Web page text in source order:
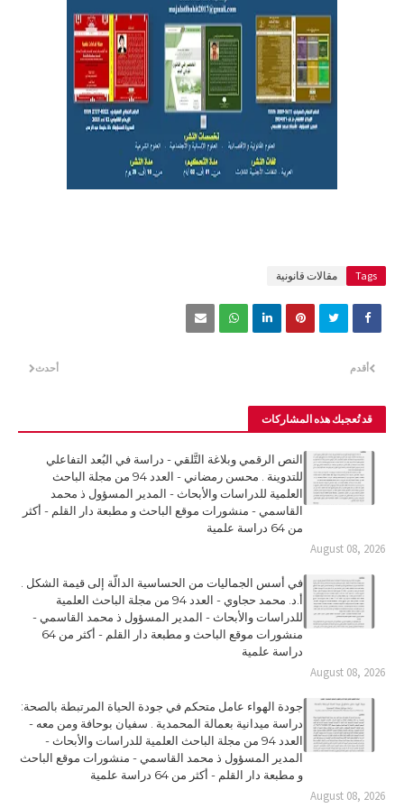
Tags مقالات قانونية
أحدث أقدم
قد تُعجبك هذه المشاركات
النص الرقمي وبلاغة التَّلقي - دراسة في البُعد التفاعلي
للتدوينة . محسن رمضاني - العدد 94 من مجلة الباحث
العلمية للدراسات والأبحاث - المدير المسؤول ذ محمد
القاسمي - منشورات موقع الباحث و مطبعة دار القلم - أكثر
من 64 دراسة علمية
August 08, 2026
في أسس الجماليات من الحساسية الدالّة إلى قيمة الشكل .
أ.د. محمد حجاوي - العدد 94 من مجلة الباحث العلمية
للدراسات والأبحاث - المدير المسؤول ذ محمد القاسمي -
منشورات موقع الباحث و مطبعة دار القلم - أكثر من 64
دراسة علمية
August 08, 2026
جودة الهواء عامل متحكم في جودة الحياة المرتبطة بالصحة:
دراسة ميدانية بعمالة المحمدية . سفيان بوحافة ومن معه -
العدد 94 من مجلة الباحث العلمية للدراسات والأبحاث -
المدير المسؤول ذ محمد القاسمي - منشورات موقع الباحث
و مطبعة دار القلم - أكثر من 64 دراسة علمية
August 08, 2026